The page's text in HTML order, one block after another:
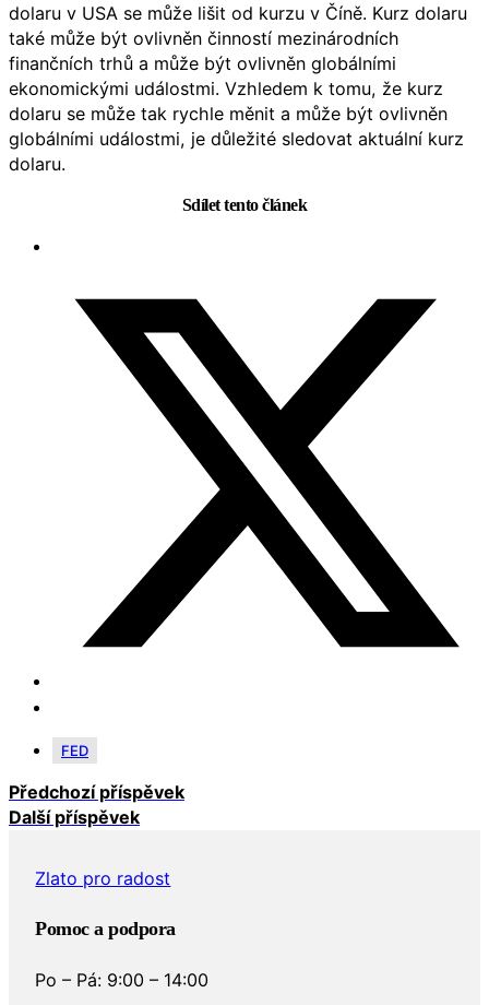
dolaru v USA se může lišit od kurzu v Číně. Kurz dolaru
také může být ovlivněn činností mezinárodních
finančních trhů a může být ovlivněn globálními
ekonomickými událostmi. Vzhledem k tomu, že kurz
dolaru se může tak rychle měnit a může být ovlivněn
globálními událostmi, je důležité sledovat aktuální kurz
dolaru.
Sdílet tento článek
FED
Předchozí příspěvek
Další příspěvek
Zlato pro radost
Pomoc a podpora
Po – Pá: 9:00 – 14:00